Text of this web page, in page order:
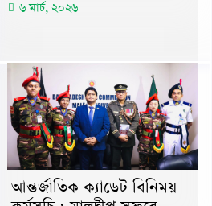
৬ মার্চ, ২০২৬
আন্তর্জাতিক ক্যাডেট বিনিময়